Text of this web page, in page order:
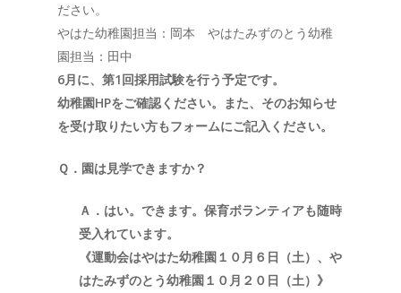
ださい。
やはた幼稚園担当：岡本 やはたみずのとう幼稚
園担当：田中
6月に、第1回採用試験を行う予定です。
幼稚園HPをご確認ください。また、そのお知らせ
を受け取りたい方もフォームにご記入ください。
Ｑ．園は見学できますか？
Ａ．はい。できます。保育ボランティアも随時
受入れています。
《運動会はやはた幼稚園１０月６日（土）、や
はたみずのとう幼稚園１０月２０日（土）》